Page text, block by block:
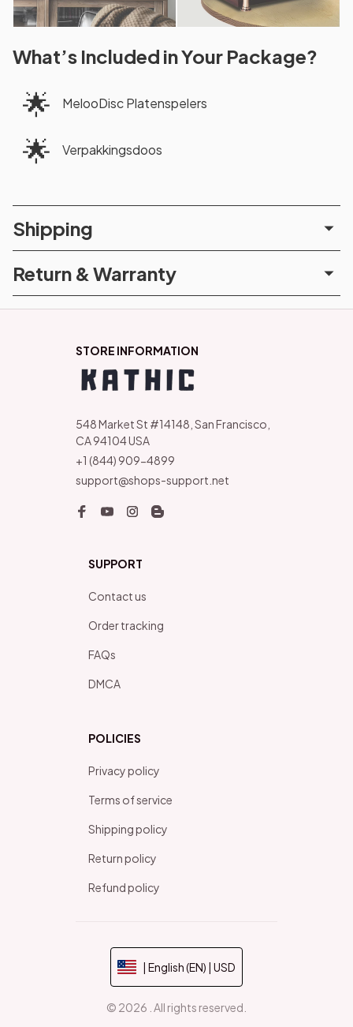
What’s Included in Your Package?
🌟 MelooDisc Platenspelers
🌟 Verpakkingsdoos
Shipping
Return & Warranty
STORE INFORMATION
548 Market St #14148, San Francisco,
CA 94104 USA
+1 (844) 909-4899
support@shops-support.net
SUPPORT
Contact us
Order tracking
FAQs
DMCA
POLICIES
Privacy policy
Terms of service
Shipping policy
Return policy
Refund policy
| English (EN) | USD
© 2026 . All rights reserved.